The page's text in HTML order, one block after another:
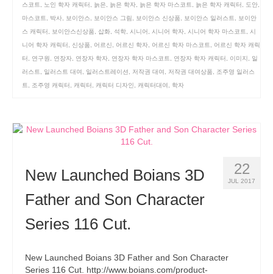
스코트
노인 학자 캐릭터 늙은 늙은 학자 늙은 학자 마스코트 늙은 학자 캐릭터 도안
마스코트
박사 보이안스 보이안스 그림 보이안스 신상품 보이안스 일러스트
보이안
스 캐릭터
보이안스신상품 삽화 석학 시니어 시니어 학자 시니어 학자 마스코트
시
니어 학자 캐릭터
신상품 어르신 어르신 학자 어르신 학자 마스코트
어르신 학자 캐릭
터
연구원 연장자 연장자 학자 연장자 학자 마스코트 연장자 학자 캐릭터 이미지
일
러스트
일러스트 대여 일러스트레이션 저작권 대여 저작권 대여상품
조주영 일러스
트
조주영 캐릭터 캐릭터 캐릭터 디자인 캐릭터대여 학자
22
JUL 2017
New Launched Boians 3D
Father and Son Character
Series 116 Cut.
New Launched Boians 3D Father and Son Character
Series 116 Cut. http://www.boians.com/product-